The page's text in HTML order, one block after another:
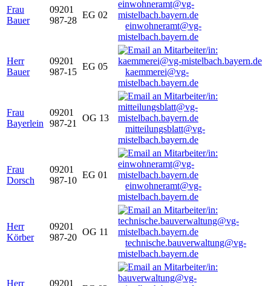
Frau
Bauer
09201
987-28
EG 02
einwohneramt@vg-
mistelbach.bayern.de
Herr
Bauer
09201
987-15
EG 05
kaemmerei@vg-
mistelbach.bayern.de
Frau
Bayerlein
09201
987-21
OG 13
mitteilungsblatt@vg-
mistelbach.bayern.de
Frau
Dorsch
09201
987-10
EG 01
einwohneramt@vg-
mistelbach.bayern.de
Herr
Körber
09201
987-20
OG 11
technische.bauverwaltung@vg-
mistelbach.bayern.de
Herr
09201